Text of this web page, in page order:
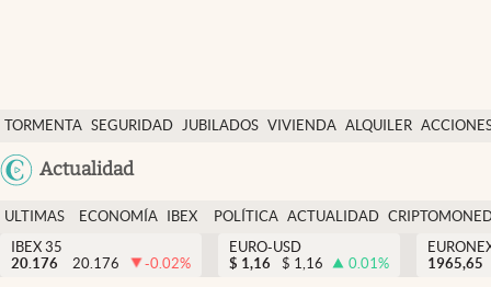
TORMENTA SEGURIDAD JUBILADOS VIVIENDA ALQUILER
USA
Actualidad
Economía y finanzas
Política
Actualidad
Criptomonedas
ULTIMAS
NOTICIAS
ECONOMÍA
FINANZAS
IBEX
EURO
POLÍTICA ACTUALIDAD
IBEX 35
20.176
20.176 -0.02%
EURO-USD
$ 1,16 $ 1,16 0.01%
1965,65